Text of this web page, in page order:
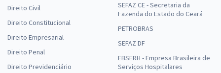
Direito Civil
Direito Constitucional
Direito Empresarial
Direito Penal
Direito Previdenciário
SEFAZ CE - Secretaria da
Fazenda do Estado do Ceará
PETROBRAS
SEFAZ DF
EBSERH - Empresa Brasileira de
Serviços Hospitalares